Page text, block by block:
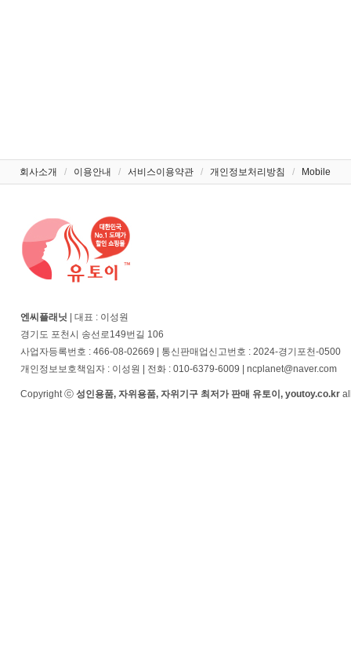
회사소개 / 이용안내 / 서비스이용약관 / 개인정보처리방침 / Mobile
엔씨플래닛 | 대표 : 이성원
경기도 포천시 송선로149번길 106
사업자등록번호 : 466-08-02669 | 통신판매업신고번호 : 2024-경기포천-0500
개인정보보호책임자 : 이성원 | 전화 : 010-6379-6009 | ncplanet@naver.com
Copyright ⓒ 성인용품, 자위용품, 자위기구 최저가 판매 유토이, youtoy.co.kr